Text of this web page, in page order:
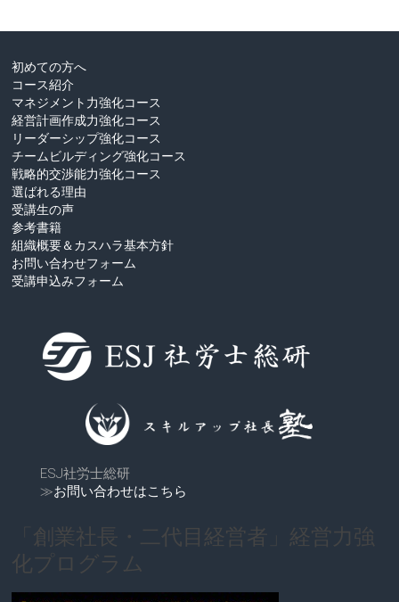
初めての方へ
コース紹介
マネジメント力強化コース
経営計画作成力強化コース
リーダーシップ強化コース
チームビルディング強化コース
戦略的交渉能力強化コース
選ばれる理由
受講生の声
参考書籍
組織概要＆カスハラ基本方針
お問い合わせフォーム
受講申込みフォーム
ESJ社労士総研
≫お問い合わせはこちら
「創業社長・二代目経営者」経営力強
化プログラム